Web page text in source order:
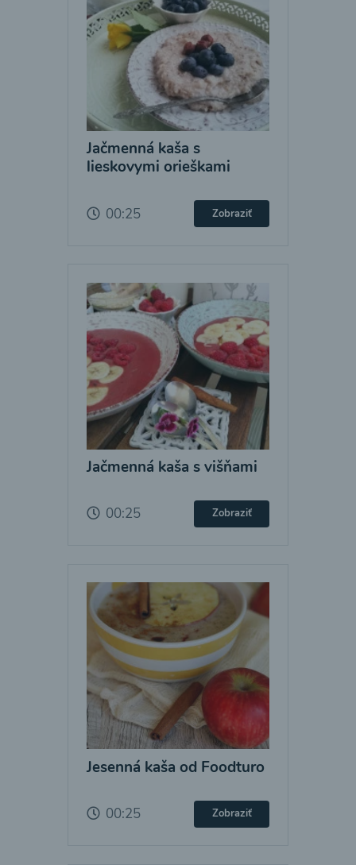
Jačmenná kaša s
lieskovymi orieškami
00:25 Zobraziť
Jačmenná kaša s višňami
00:25 Zobraziť
Jesenná kaša od Foodturo
00:25 Zobraziť